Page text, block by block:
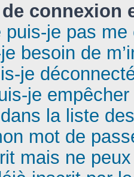
connexion
puis-je pas
besoin de
je
je
la liste
mot de
mais ne